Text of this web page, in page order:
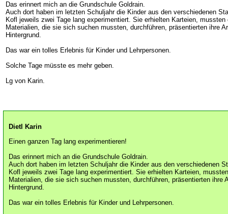
Das erinnert mich an die Grundschule Goldrain.
Auch dort haben im letzten Schuljahr die Kinder aus den verschiedenen
Kofl jeweils zwei Tage lang experimentiert. Sie erhielten Karteien,
Materialien, die sie sich suchen mussten, durchführen, präsentierten ihre
Hintergrund.
Das war ein tolles Erlebnis für Kinder und Lehrpersonen.
Solche Tage müsste es mehr geben.
Lg von Karin.
Dietl Karin
Einen ganzen Tag lang experimentieren!
Das erinnert mich an die Grundschule Goldrain.
Auch dort haben im letzten Schuljahr die Kinder aus den verschiedenen
Kofl jeweils zwei Tage lang experimentiert. Sie erhielten Karteien,
Materialien, die sie sich suchen mussten, durchführen, präsentierten ihre
Hintergrund.
Das war ein tolles Erlebnis für Kinder und Lehrpersonen.